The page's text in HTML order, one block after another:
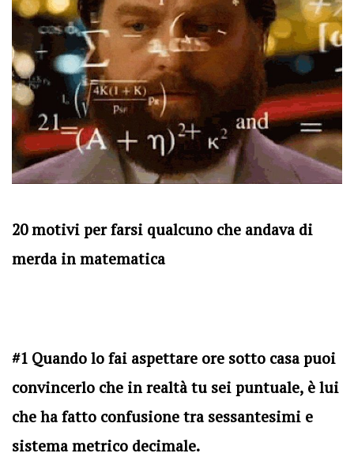
20 motivi per farsi qualcuno che andava di
merda in matematica
#1 Quando lo fai aspettare ore sotto casa puoi
convincerlo che in realtà tu sei puntuale, è lui
che ha fatto confusione tra sessantesimi e
sistema metrico decimale.